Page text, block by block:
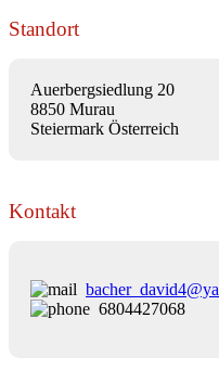
Standort
Auerbergsiedlung 20
8850 Murau
Steiermark Österreich
Kontakt
6804427068